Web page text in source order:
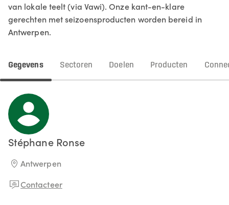
van lokale teelt (via Vawi). Onze kant-en-klare
gerechten met seizoensproducten worden bereid in
Antwerpen.
Gegevens Sectoren Doelen Producten
Stéphane Ronse
Antwerpen
Contacteer